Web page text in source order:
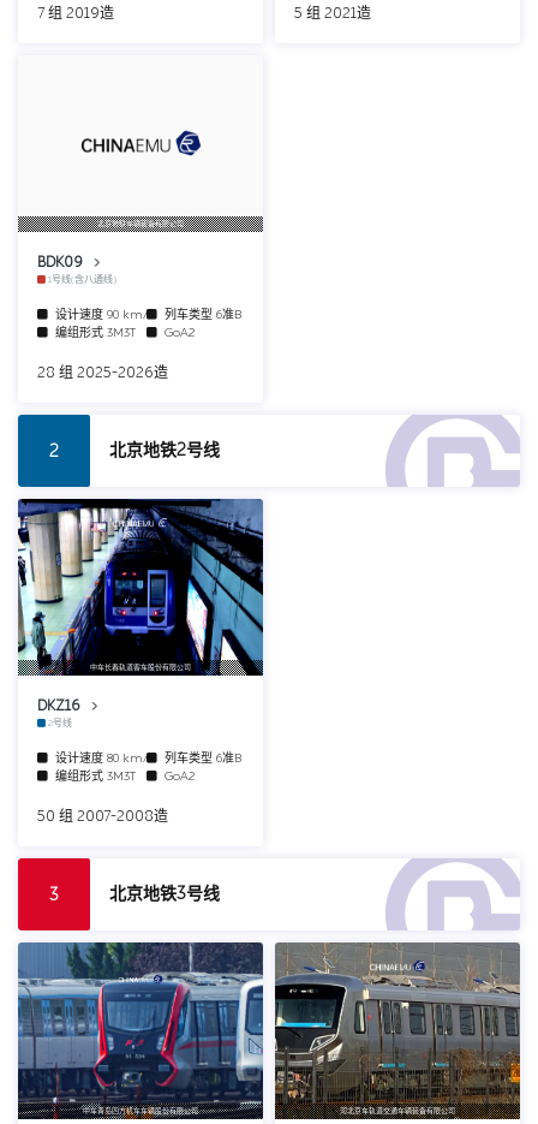
7 组 2019造 5 组 2021造
北京地铁车辆装备有限公司
BDK09
1号线(含八通线)
设计速度 90 km/h 列车类型 6准B
编组形式 3M3T GoA2
28 组 2025-2026造
2 北京地铁2号线
中车长春轨道客车股份有限公司
DKZ16
2号线
设计速度 80 km/h 列车类型 6准B
编组形式 3M3T GoA2
50 组 2007-2008造
3 北京地铁3号线
中车青岛四方机车车辆股份有限公司 河北京车轨道交通车辆装备有限公司